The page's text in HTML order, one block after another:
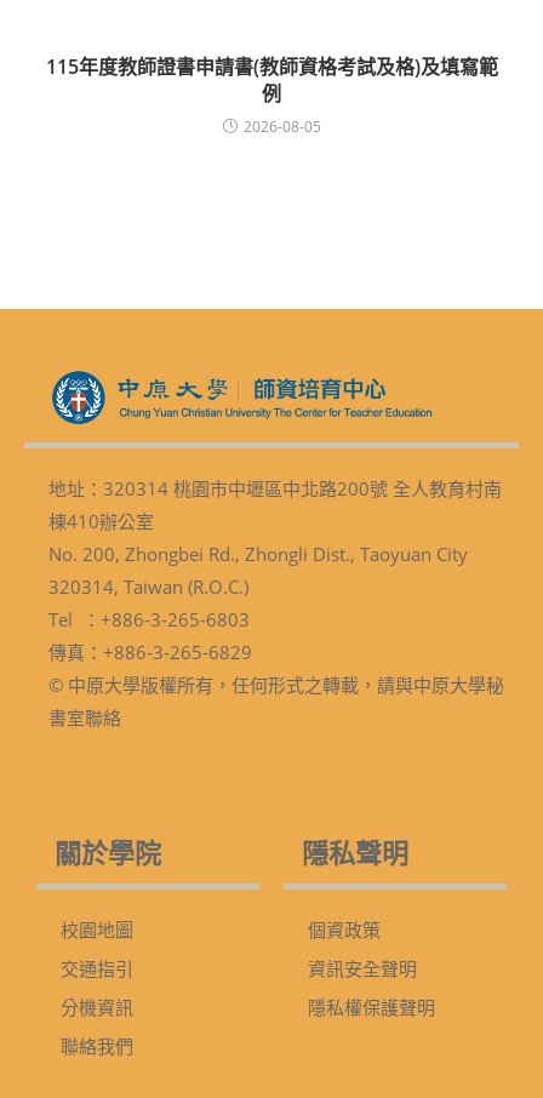
115年度教師證書申請書(教師資格考試及格)及填寫範
例
2026-08-05
地址：320314 桃園市中壢區中北路200號 全人教育村南
棟410辦公室
No. 200, Zhongbei Rd., Zhongli Dist., Taoyuan City
320314, Taiwan (R.O.C.)
Tel ：+886-3-265-6803
傳真：+886-3-265-6829
© 中原大學版權所有，任何形式之轉載，請與中原大學秘
書室聯絡
關於學院
校園地圖
交通指引
分機資訊
聯絡我們
隱私聲明
個資政策
資訊安全聲明
隱私權保護聲明